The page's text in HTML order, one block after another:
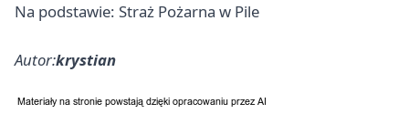
Na podstawie: Straż Pożarna w Pile
Autor:krystian